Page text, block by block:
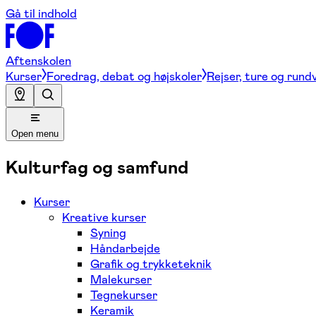
Gå til indhold
Aftenskolen
Kurser Foredrag, debat og højskoler Rejser, ture og
Open menu
Kulturfag og samfund
Kurser
Kreative kurser
Syning
Håndarbejde
Grafik og trykketeknik
Malekurser
Tegnekurser
Keramik